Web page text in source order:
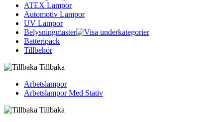
ATEX Lampor
Automotiv Lampor
UV Lampor
Belysningmaster
Batteripack
Tillbehör
Tillbaka
Arbetslampor
Arbetslampor Med Stativ
Tillbaka